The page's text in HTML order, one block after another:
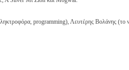
programming), Λευτέρης Βολάνης (το